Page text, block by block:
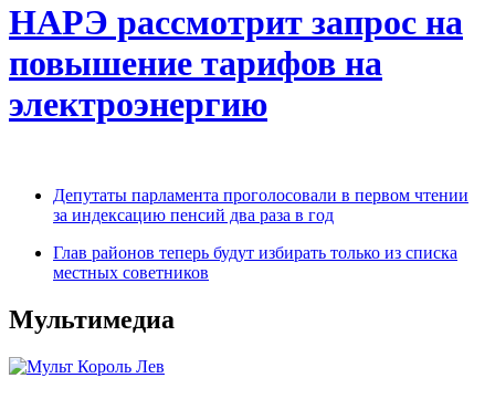
НАРЭ рассмотрит запрос на
повышение тарифов на
электроэнергию
Депутаты парламента проголосовали в первом чтении
за индексацию пенсий два раза в год
Глав районов теперь будут избирать только из списка
местных советников
Мультимедиа